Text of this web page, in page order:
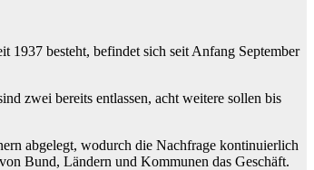
besteht, befindet sich seit Anfang September
zwei bereits entlassen, acht weitere sollen bis
abgelegt, wodurch die Nachfrage kontinuierlich
Bund, Ländern und Kommunen das Geschäft.